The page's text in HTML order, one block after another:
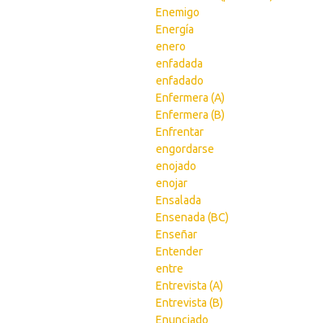
Enemigo
Energía
enero
enfadada
enfadado
Enfermera (A)
Enfermera (B)
Enfrentar
engordarse
enojado
enojar
Ensalada
Ensenada (BC)
Enseñar
Entender
entre
Entrevista (A)
Entrevista (B)
Enunciado